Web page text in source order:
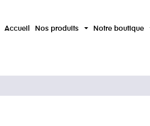
Accueil Nos produits Notre boutique